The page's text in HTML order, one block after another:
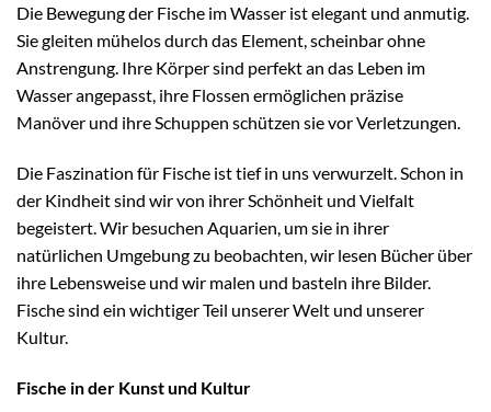
Die Bewegung der Fische im Wasser ist elegant und anmutig.
Sie gleiten mühelos durch das Element, scheinbar ohne
Anstrengung. Ihre Körper sind perfekt an das Leben im
Wasser angepasst, ihre Flossen ermöglichen präzise
Manöver und ihre Schuppen schützen sie vor Verletzungen.
Die Faszination für Fische ist tief in uns verwurzelt. Schon in
der Kindheit sind wir von ihrer Schönheit und Vielfalt
begeistert. Wir besuchen Aquarien, um sie in ihrer
natürlichen Umgebung zu beobachten, wir lesen Bücher über
ihre Lebensweise und wir malen und basteln ihre Bilder.
Fische sind ein wichtiger Teil unserer Welt und unserer
Kultur.
Fische in der Kunst und Kultur